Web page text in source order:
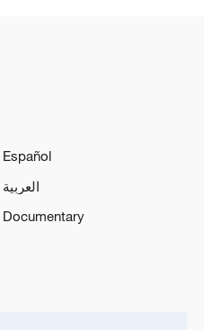
Español
العربية
Documentary